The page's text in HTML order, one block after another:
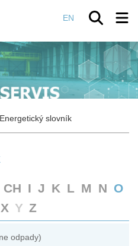
EN
Energetický slovník
CH I J K L M N O
X Y Z
odpady)